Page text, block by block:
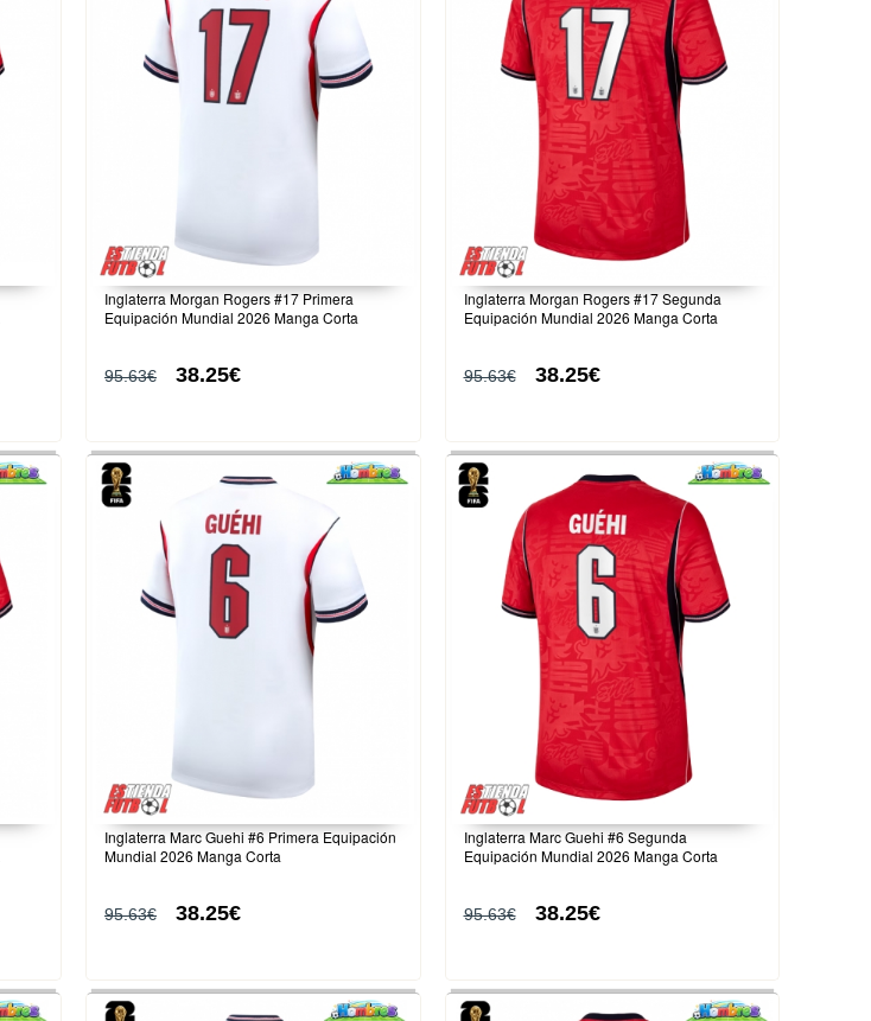
Inglaterra Morgan Rogers #17 Primera
Equipación Mundial 2026 Manga Corta
95.63€ 38.25€
Inglaterra Morgan Rogers #17 Segunda
Equipación Mundial 2026 Manga Corta
95.63€ 38.25€
Inglaterra Marc Guehi #6 Primera Equipación
Mundial 2026 Manga Corta
95.63€ 38.25€
Inglaterra Marc Guehi #6 Segunda
Equipación Mundial 2026 Manga Corta
95.63€ 38.25€